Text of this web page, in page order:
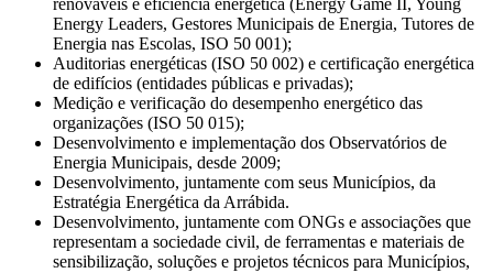
renováveis ​​e eficiência energética (Energy Game II, Young
Energy Leaders, Gestores Municipais de Energia, Tutores de
Energia nas Escolas, ISO 50 001);
Auditorias energéticas (ISO 50 002) e certificação energética
de edifícios (entidades públicas e privadas);
Medição e verificação do desempenho energético das
organizações (ISO 50 015);
Desenvolvimento e implementação dos Observatórios de
Energia Municipais, desde 2009;
Desenvolvimento, juntamente com seus Municípios, da
Estratégia Energética da Arrábida.
Desenvolvimento, juntamente com ONGs e associações que
representam a sociedade civil, de ferramentas e materiais de
sensibilização, soluções e projetos técnicos para Municípios,